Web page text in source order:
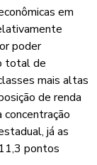
em
poder
total de
mais altas
de renda
concentração
já as
pontos